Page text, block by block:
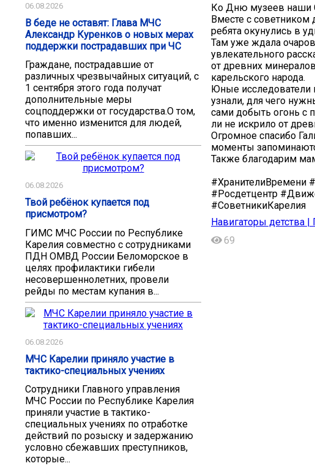
06.08.2026
В беде не оставят: Глава МЧС
Александр Куренков о новых мерах
поддержки пострадавших при ЧС
Граждане, пострадавшие от
различных чрезвычайных ситуаций, с
1 сентября этого года получат
дополнительные меры
соцподдержки от государства.О том,
что именно изменится для людей,
попавших...
06.08.2026
Твой ребёнок купается под
присмотром?
ГИМС МЧС России по Республике
Карелия совместно с сотрудниками
ПДН ОМВД России Беломорское в
целях профилактики гибели
несовершеннолетних, провели
рейды по местам купания в...
06.08.2026
МЧС Карелии приняло участие в
тактико-специальных учениях
Сотрудники Главного управления
МЧС России по Республике Карелия
приняли участие в тактико-
специальных учениях по отработке
действий по розыску и задержанию
условно сбежавших преступников,
которые...
️Ко Дню музеев наши
Вместе с
ребята окунулись в
Там уже ждала
увлекательного
от древних
карельского народа.
Юные исследователи
узнали, для чего
сами добыть огонь с
ли не искрило от
Огромное спасибо
моменты
Также благодарим
#ХранителиВремени
#Росдетцентр
#СоветникиКарелия
Навигаторы детства |
69